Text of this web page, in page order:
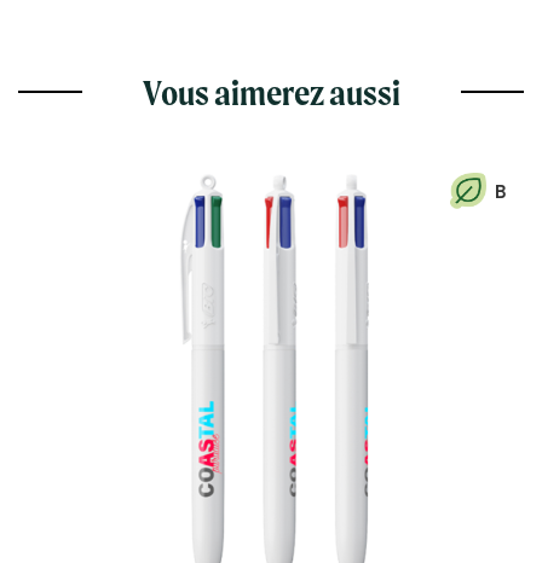
Vous aimerez aussi
B